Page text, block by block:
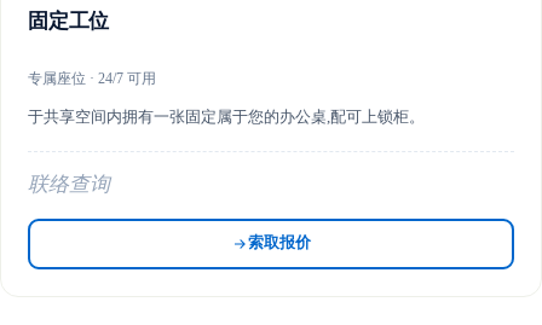
固定工位
专属座位 · 24/7 可用
于共享空间内拥有一张固定属于您的办公桌,配可上锁柜。
联络查询
索取报价